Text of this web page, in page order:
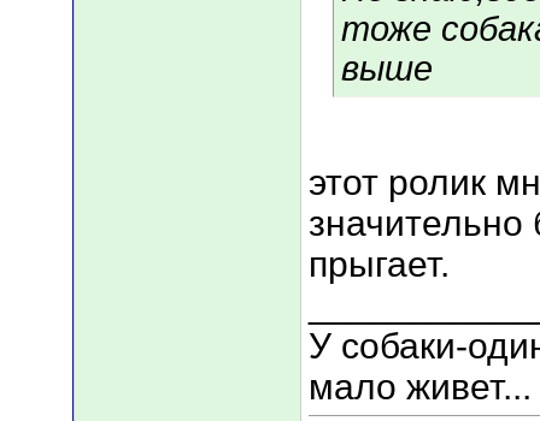
тоже
выше
этот ролик
прыгает.
У собаки-
мало живет...